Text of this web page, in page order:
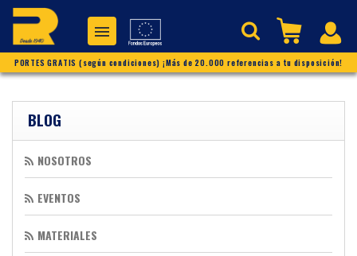
PORTES GRATIS (según condiciones) ¡Más de 20.000 referencias a tu disposición!
BLOG
NOSOTROS
EVENTOS
MATERIALES